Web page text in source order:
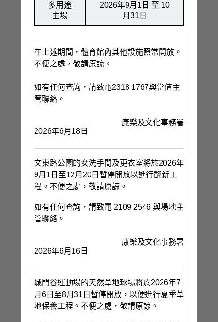
多用途
主場
2026年9月1日 至 10
月31日
在上述期間，體育館內其他設施照常開放。
不便之處，敬請原諒。
如有任何查詢，請致電2318 1767與當值主
管聯絡。
康樂及文化事務署
2026年6月18日
文東路公園的女洗手間及更衣室將於2026年
9月1日至12月20日暫停開放以進行翻新工
程。不便之處，敬請原諒。
如有任何查詢，請致電 2109 2546 與場地主
管聯絡。
康樂及文化事務署
2026年6月16日
城門谷運動場的天然草地球場將於2026年7
月6日至8月31日暫停開放，以便進行夏季草
地保養工程。不便之處，敬請原諒。